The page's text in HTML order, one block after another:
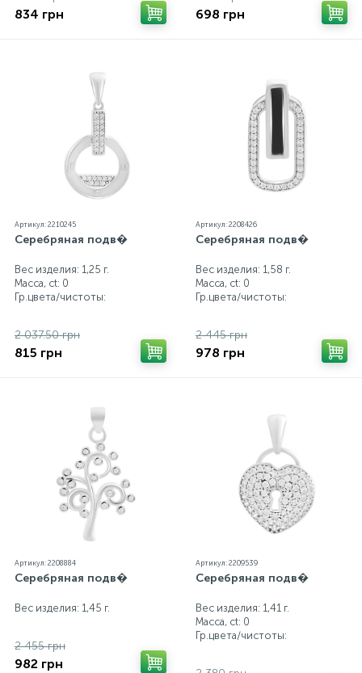
834 грн 698 грн
Артикул: 2210245
Серебряная подв�
Вес изделия: 1,25 г.
Масса, ct: 0
Гр.цвета/чистоты:
2 037.50 грн
815 грн
Артикул: 2208426
Серебряная подв�
Вес изделия: 1,58 г.
Масса, ct: 0
Гр.цвета/чистоты:
2 445 грн
978 грн
Артикул: 2208884
Серебряная подв�
Вес изделия: 1,45 г.
2 455 грн
982 грн
Артикул: 2209539
Серебряная подв�
Вес изделия: 1,41 г.
Масса, ct: 0
Гр.цвета/чистоты: